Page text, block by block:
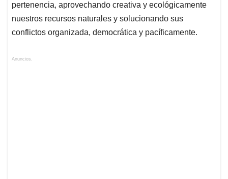
pertenencia, aprovechando creativa y ecológicamente
nuestros recursos naturales y solucionando sus
conflictos organizada, democrática y pacíficamente.
Anuncios.